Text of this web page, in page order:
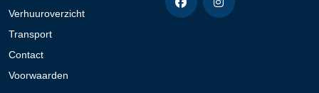
Verhuuroverzicht
Transport
Contact
Voorwaarden